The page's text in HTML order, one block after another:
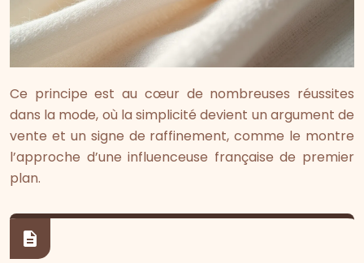
Ce principe est au cœur de nombreuses réussites
dans la mode, où la simplicité devient un argument de
vente et un signe de raffinement, comme le montre
l’approche d’une influenceuse française de premier
plan.